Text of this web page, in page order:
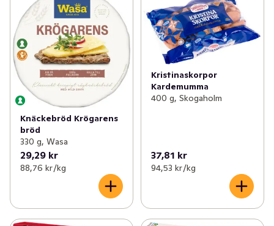
Knäckebröd Krögarens
bröd
330 g, Wasa
29,29 kr
88,76 kr /kg
Kristinaskorpor
Kardemumma
400 g, Skogaholm
37,81 kr
94,53 kr /kg